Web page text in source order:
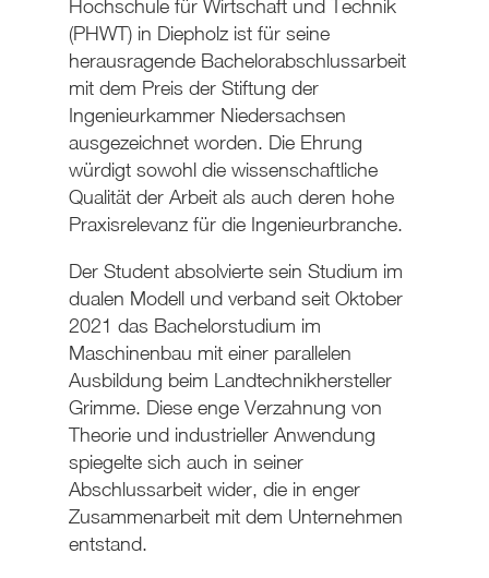
Hochschule für Wirtschaft und Technik
(PHWT) in Diepholz ist für seine
herausragende Bachelorabschlussarbeit
mit dem Preis der Stiftung der
Ingenieurkammer Niedersachsen
ausgezeichnet worden. Die Ehrung
würdigt sowohl die wissenschaftliche
Qualität der Arbeit als auch deren hohe
Praxisrelevanz für die Ingenieurbranche.
Der Student absolvierte sein Studium im
dualen Modell und verband seit Oktober
2021 das Bachelorstudium im
Maschinenbau mit einer parallelen
Ausbildung beim Landtechnikhersteller
Grimme. Diese enge Verzahnung von
Theorie und industrieller Anwendung
spiegelte sich auch in seiner
Abschlussarbeit wider, die in enger
Zusammenarbeit mit dem Unternehmen
entstand.